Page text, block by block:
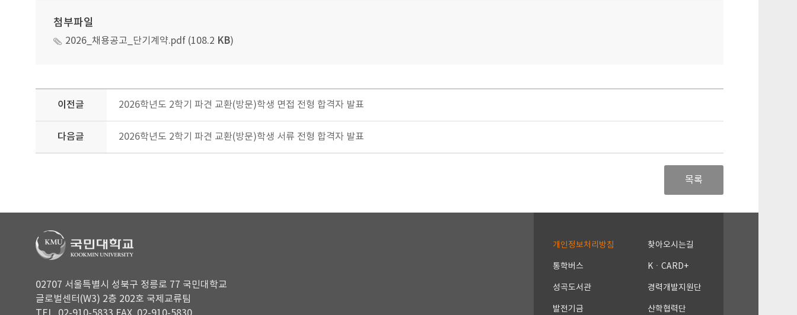
첨부파일
2026_채용공고_단기계약.pdf (108.2 KB)
이전글 2026학년도 2학기 파견 교환(방문)학생 면접 전형 합격자 발표
다음글 2026학년도 2학기 파견 교환(방문)학생 서류 전형 합격자 발표
목록
02707 서울특별시 성북구 정릉로 77 국민대학교
글로벌센터(W3) 2층 202호 국제교류팀
개인정보처리방침 찾아오시는길
통학버스 KㆍCARD+
성곡도서관 경력개발지원단
발전기금 산학협력단